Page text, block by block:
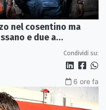
nel cosentino ma
e due a
Condividi su:
6 ore fa